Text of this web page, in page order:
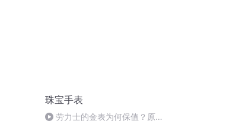
珠宝手表
劳力士的金表为何保值？原来